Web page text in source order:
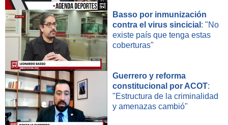
Basso por inmunización
contra el virus sincicial : "No
existe país que tenga estas
coberturas"
Guerrero y reforma
constitucional por ACOT:
"Estructura de la criminalidad
y amenazas cambió"